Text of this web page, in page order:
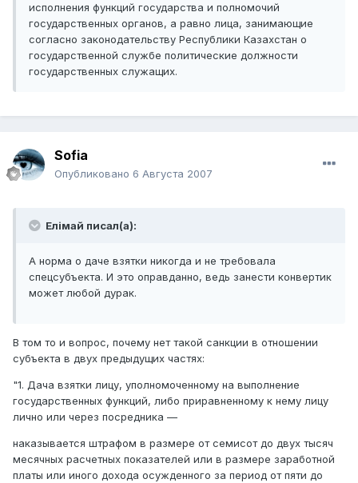
исполнения функций государства и полномочий
государственных органов, а равно лица, занимающие
согласно законодательству Республики Казахстан о
государственной службе политические должности
государственных служащих.
Sofia
Опубликовано 6 Августа 2007
Елiмай писал(а):
А норма о даче взятки никогда и не требовала
спецсубъекта. И это оправданно, ведь занести конвертик
может любой дурак.
В том то и вопрос, почему нет такой санкции в отношении
субъекта в двух предыдущих частях:
"1. Дача взятки лицу, уполномоченному на выполнение
государственных функций, либо приравненному к нему лицу
лично или через посредника —
наказывается штрафом в размере от семисот до двух тысяч
месячных расчетных показателей или в размере заработной
платы или иного дохода осужденного за период от пяти до